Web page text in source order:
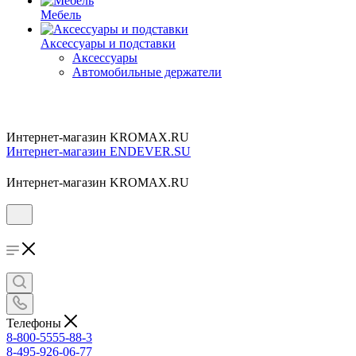
Мебель
Аксессуары и подставки
Аксессуары
Автомобильные держатели
Интернет-магазин KROMAX.RU
Интернет-магазин ENDEVER.SU
Интернет-магазин KROMAX.RU
Телефоны
8-800-5555-88-3
8-495-926-06-77